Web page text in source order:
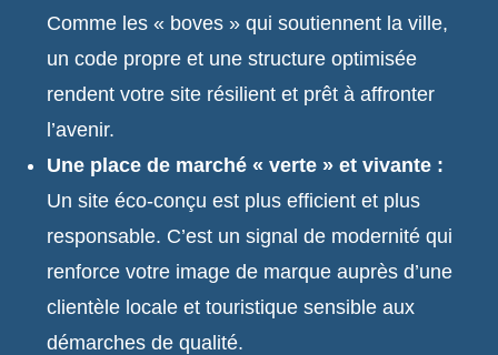
Comme les « boves » qui soutiennent la ville,
un code propre et une structure optimisée
rendent votre site résilient et prêt à affronter
l’avenir.
Une place de marché « verte » et vivante :
Un site éco-conçu est plus efficient et plus
responsable. C’est un signal de modernité qui
renforce votre image de marque auprès d’une
clientèle locale et touristique sensible aux
démarches de qualité.